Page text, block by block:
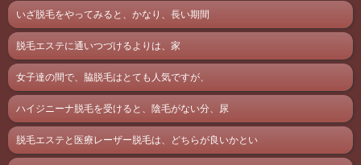
いざ脱毛をやってみると、かなり、長い期間
脱毛エステに通いつづけるよりは、家
女子達の間で、脇脱毛はとても人気ですが、
ハイジニーナ脱毛を受けると、陰毛がない分、尿
脱毛エステと医療レーザー脱毛は、どちらが良いかとい